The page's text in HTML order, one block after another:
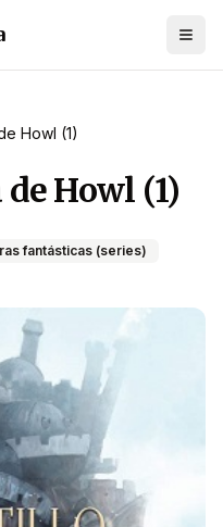
Howl (1)
Howl (1)
fantásticas (series)